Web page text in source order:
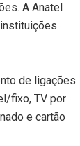
A Anatel
de ligações
fixo, TV por
e cartão